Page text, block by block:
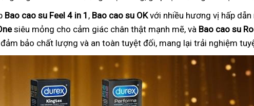
Bao cao su Feel 4 in 1 , Bao cao su OKvới nhiều hương vị hấp dẫn
siêu mỏng cho cảm giác chân thật mạnh mẽ, và Bao cao su
bảo chất lượng và an toàn tuyệt đối, mang lại trải nghiệm